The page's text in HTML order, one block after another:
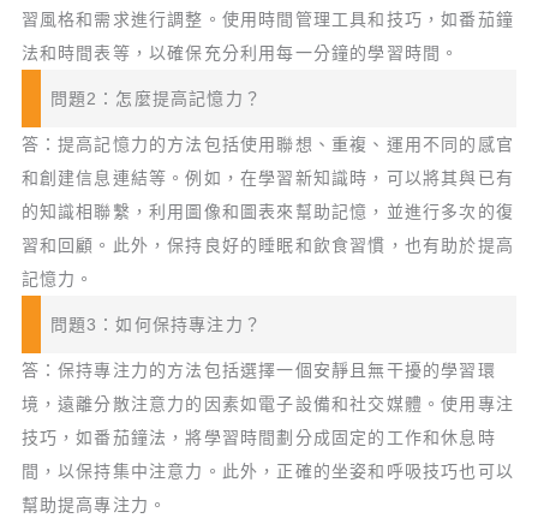
習風格和需求進行調整。使用時間管理工具和技巧，如番茄鐘
法和時間表等，以確保充分利用每一分鐘的學習時間。
問題2：怎麼提高記憶力？
答：提高記憶力的方法包括使用聯想、重複、運用不同的感官
和創建信息連結等。例如，在學習新知識時，可以將其與已有
的知識相聯繫，利用圖像和圖表來幫助記憶，並進行多次的復
習和回顧。此外，保持良好的睡眠和飲食習慣，也有助於提高
記憶力。
問題3：如何保持專注力？
答：保持專注力的方法包括選擇一個安靜且無干擾的學習環
境，遠離分散注意力的因素如電子設備和社交媒體。使用專注
技巧，如番茄鐘法，將學習時間劃分成固定的工作和休息時
間，以保持集中注意力。此外，正確的坐姿和呼吸技巧也可以
幫助提高專注力。